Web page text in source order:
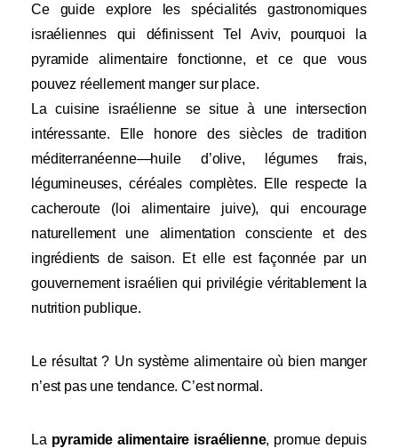
Ce guide explore les spécialités gastronomiques
israéliennes qui définissent Tel Aviv, pourquoi la
pyramide alimentaire fonctionne, et ce que vous
pouvez réellement manger sur place.
La cuisine israélienne se situe à une intersection
intéressante. Elle honore des siècles de tradition
méditerranéenne—huile d’olive, légumes frais,
légumineuses, céréales complètes. Elle respecte la
cacheroute (loi alimentaire juive), qui encourage
naturellement une alimentation consciente et des
ingrédients de saison. Et elle est façonnée par un
gouvernement israélien qui privilégie véritablement la
nutrition publique.
Le résultat ? Un système alimentaire où bien manger
n’est pas une tendance. C’est normal.
La pyramide alimentaire israélienne, promue depuis